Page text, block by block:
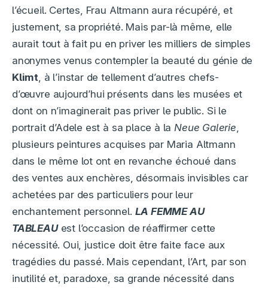
l’écueil. Certes, Frau Altmann aura récupéré, et
justement, sa propriété. Mais par-là même, elle
aurait tout à fait pu en priver les milliers de simples
anonymes venus contempler la beauté du génie de
Klimt , à l’instar de tellement d’autres chefs-
d’œuvre aujourd’hui présents dans les musées et
dont on n’imaginerait pas priver le public. Si le
portrait d’Adele est à sa place à la Neue Galerie
plusieurs peintures acquises par Maria Altmann
dans le même lot ont en revanche échoué dans
des ventes aux enchères, désormais invisibles car
achetées par des particuliers pour leur
enchantement personnel. LA FEMME AU
TABLEAUest l’occasion de réaffirmer cette
nécessité. Oui, justice doit être faite face aux
tragédies du passé. Mais cependant, l’Art, par son
inutilité et, paradoxe, sa grande nécessité dans